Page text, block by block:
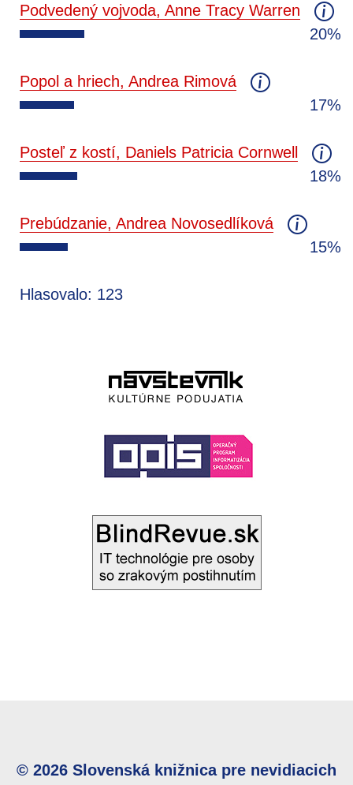
Podvedený vojvoda, Anne Tracy Warren
20%
Popol a hriech, Andrea Rimová
17%
Posteľ z kostí, Daniels Patricia Cornwell
18%
Prebúdzanie, Andrea Novosedlíková
15%
Hlasovalo: 123
© 2026 Slovenská knižnica pre nevidiacich